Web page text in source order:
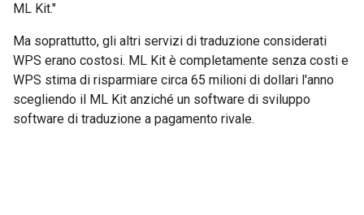
ML Kit."
Ma soprattutto, gli altri servizi di traduzione considerati
WPS erano costosi. ML Kit è completamente senza costi e
WPS stima di risparmiare circa 65 milioni di dollari l'anno
scegliendo il ML Kit anziché un software di sviluppo
software di traduzione a pagamento rivale.